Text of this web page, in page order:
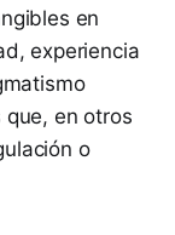
en
experiencia
que, en otros
o